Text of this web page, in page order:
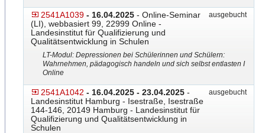
2541A1039 - 16.04.2025 - Online-Seminar
(LI), webbasiert 99, 22999 Online -
Landesinstitut für Qualifizierung und
Qualitätsentwicklung in Schulen
ausgebucht
LT-Modul: Depressionen bei Schülerinnen und Schülern:
Wahrnehmen, pädagogisch handeln und sich selbst entlasten I
Online
2541A1042 - 16.04.2025 - 23.04.2025 -
Landesinstitut Hamburg - Isestraße, Isestraße
144-146, 20149 Hamburg - Landesinstitut für
Qualifizierung und Qualitätsentwicklung in
Schulen
ausgebucht